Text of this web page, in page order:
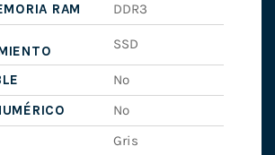
RAM
DDR3
SSD
No
No
Gris